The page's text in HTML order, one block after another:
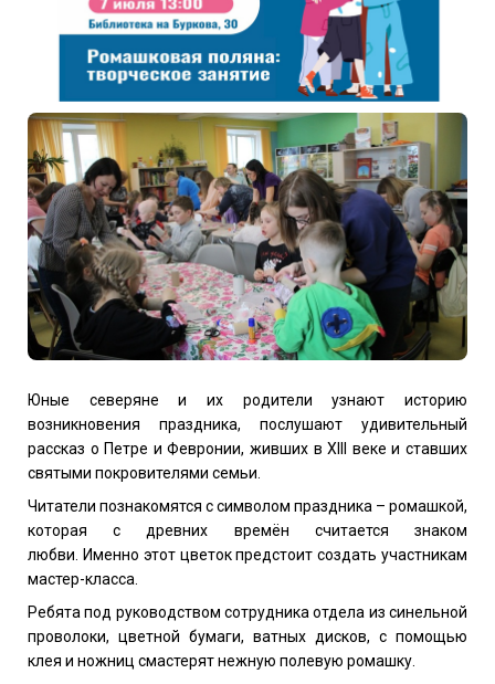
Юные северяне и их родители узнают историю
возникновения праздника, послушают удивительный
рассказ о Петре и Февронии, живших в ХIII веке и ставших
святыми покровителями семьи.
Читатели познакомятся с символом праздника – ромашкой,
которая с древних времён считается знаком
любви.
Именно этот цветок предстоит создать участникам
мастер-класса.
Ребята под руководством сотрудника отдела из синельной
проволоки, цветной бумаги, ватных дисков, с помощью
клея и ножниц смастерят нежную полевую ромашку.